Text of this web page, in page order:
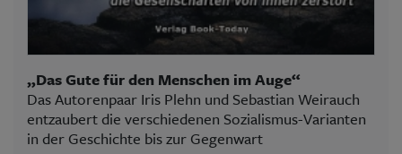
„Das Gute für den Menschen im Auge“
Das Autorenpaar Iris Plehn und Sebastian Weirauch
entzaubert die verschiedenen Sozialismus-Varianten
in der Geschichte bis zur Gegenwart